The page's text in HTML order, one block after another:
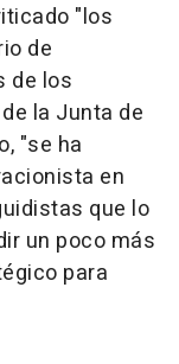
"los
de
de los
la Junta de
"se ha
en
que lo
un poco más
para